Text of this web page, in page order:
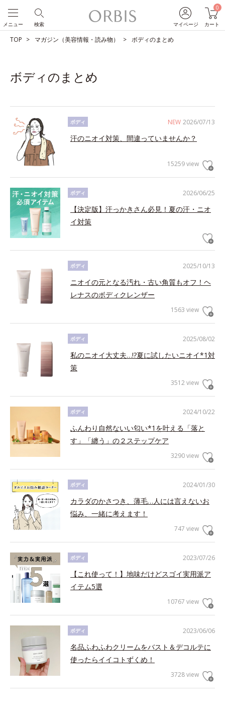
マイページ
0
カート
検索
メニュー
TOP マガジン（美容情報・読み物） ボディのまとめ
ボディのまとめ
NEW 2026/07/13
ボディ
汗のニオイ対策、間違っていませんか？
15259 view
2026/06/25
ボディ
【決定版】汗っかきさん必見！夏の汗・ニオ
イ対策
2025/10/13
ボディ
ニオイの元となる汚れ・古い角質もオフ！ヘ
レナスのボディクレンザー
1563 view
2025/08/02
ボディ
私のニオイ大丈夫…!?夏に試したいニオイ*1対
策
3512 view
2024/10/22
ボディ
ふんわり自然ないい匂い*1を叶える「落と
す」「纏う」の２ステップケア
3290 view
2024/01/30
ボディ
カラダのかさつき、薄毛…人には言えないお
悩み、一緒に考えます！
747 view
2023/07/26
ボディ
【これ使って！】地味だけどスゴイ実用派ア
イテム5選
10767 view
2023/06/06
ボディ
名品ふわふわクリームをバスト＆デコルテに
使ったらイイコトずくめ！
3728 view